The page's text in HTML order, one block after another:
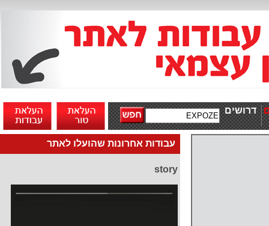
דרושים
עבודות אחרונות שהועלו לאתר
story